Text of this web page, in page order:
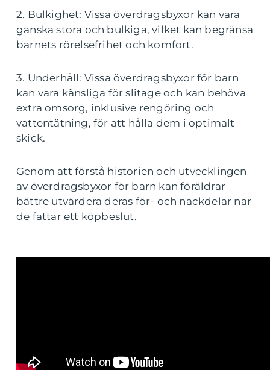
2. Bulkighet: Vissa överdragsbyxor kan vara
ganska stora och bulkiga, vilket kan begränsa
barnets rörelsefrihet och komfort.
3. Underhåll: Vissa överdragsbyxor för barn
kan vara känsliga för slitage och kan behöva
extra omsorg, inklusive rengöring och
vattentätning, för att hålla dem i optimalt
skick.
Genom att förstå historien och utvecklingen
av överdragsbyxor för barn kan föräldrar
bättre utvärdera deras för- och nackdelar när
de fattar ett köpbeslut.